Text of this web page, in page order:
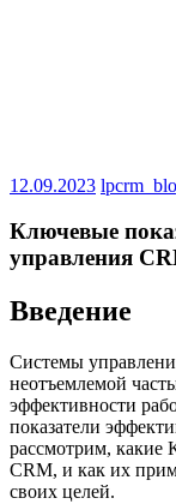
12.09.2023
Ключевые
управления
Введение
Системы
неотъемлемой
эффективности
показатели
рассмотрим, какие
CRM, и как их
своих целей.